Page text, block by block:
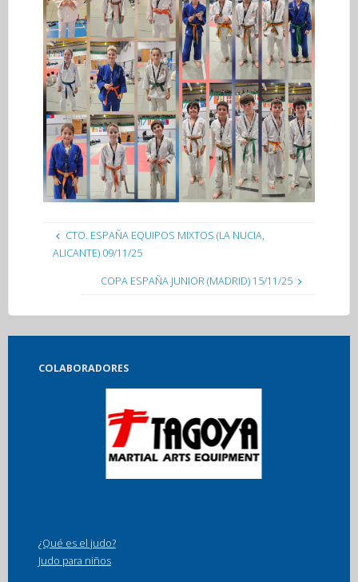
CTO. ESPAÑA EQUIPOS MIXTOS (LA NUCIA,
ALICANTE) 09/11/25
COPA ESPAÑA JUNIOR (MADRID) 15/11/25
COLABORADORES
¿Qué es el judo?
Judo para niños